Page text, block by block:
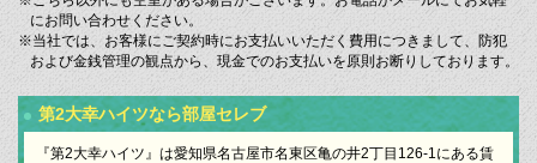
にお問い合わせください。
※当社では、お客様にご契約時にお支払いいただく費用につきまして、防犯
および金銭管理の観点から、現金でのお支払いを原則お断りしております。
第2大幸ハイツなら部屋セレブ
『第2大幸ハイツ』は愛知県名古屋市名東区亀の井2丁目126-1にある賃